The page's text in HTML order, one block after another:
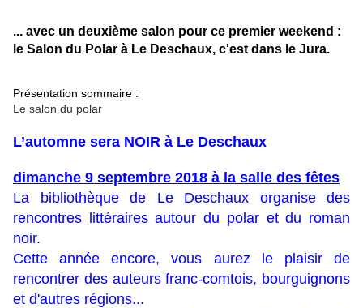
... avec un deuxième salon pour ce premier weekend :
le Salon du Polar à Le Deschaux, c'est dans le Jura.
Présentation sommaire :
Le salon du polar
L’automne sera NOIR à Le Deschaux
dimanche 9 septembre 2018 à la salle des fêtes
La bibliothèque de Le Deschaux organise des
rencontres littéraires autour du polar et du roman
noir.
Cette année encore, vous aurez le plaisir de
rencontrer des auteurs franc-comtois, bourguignons
et d'autres régions...